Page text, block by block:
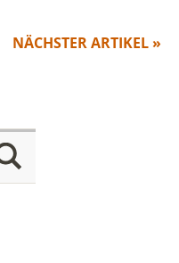
NÄCHSTER ARTIKEL »